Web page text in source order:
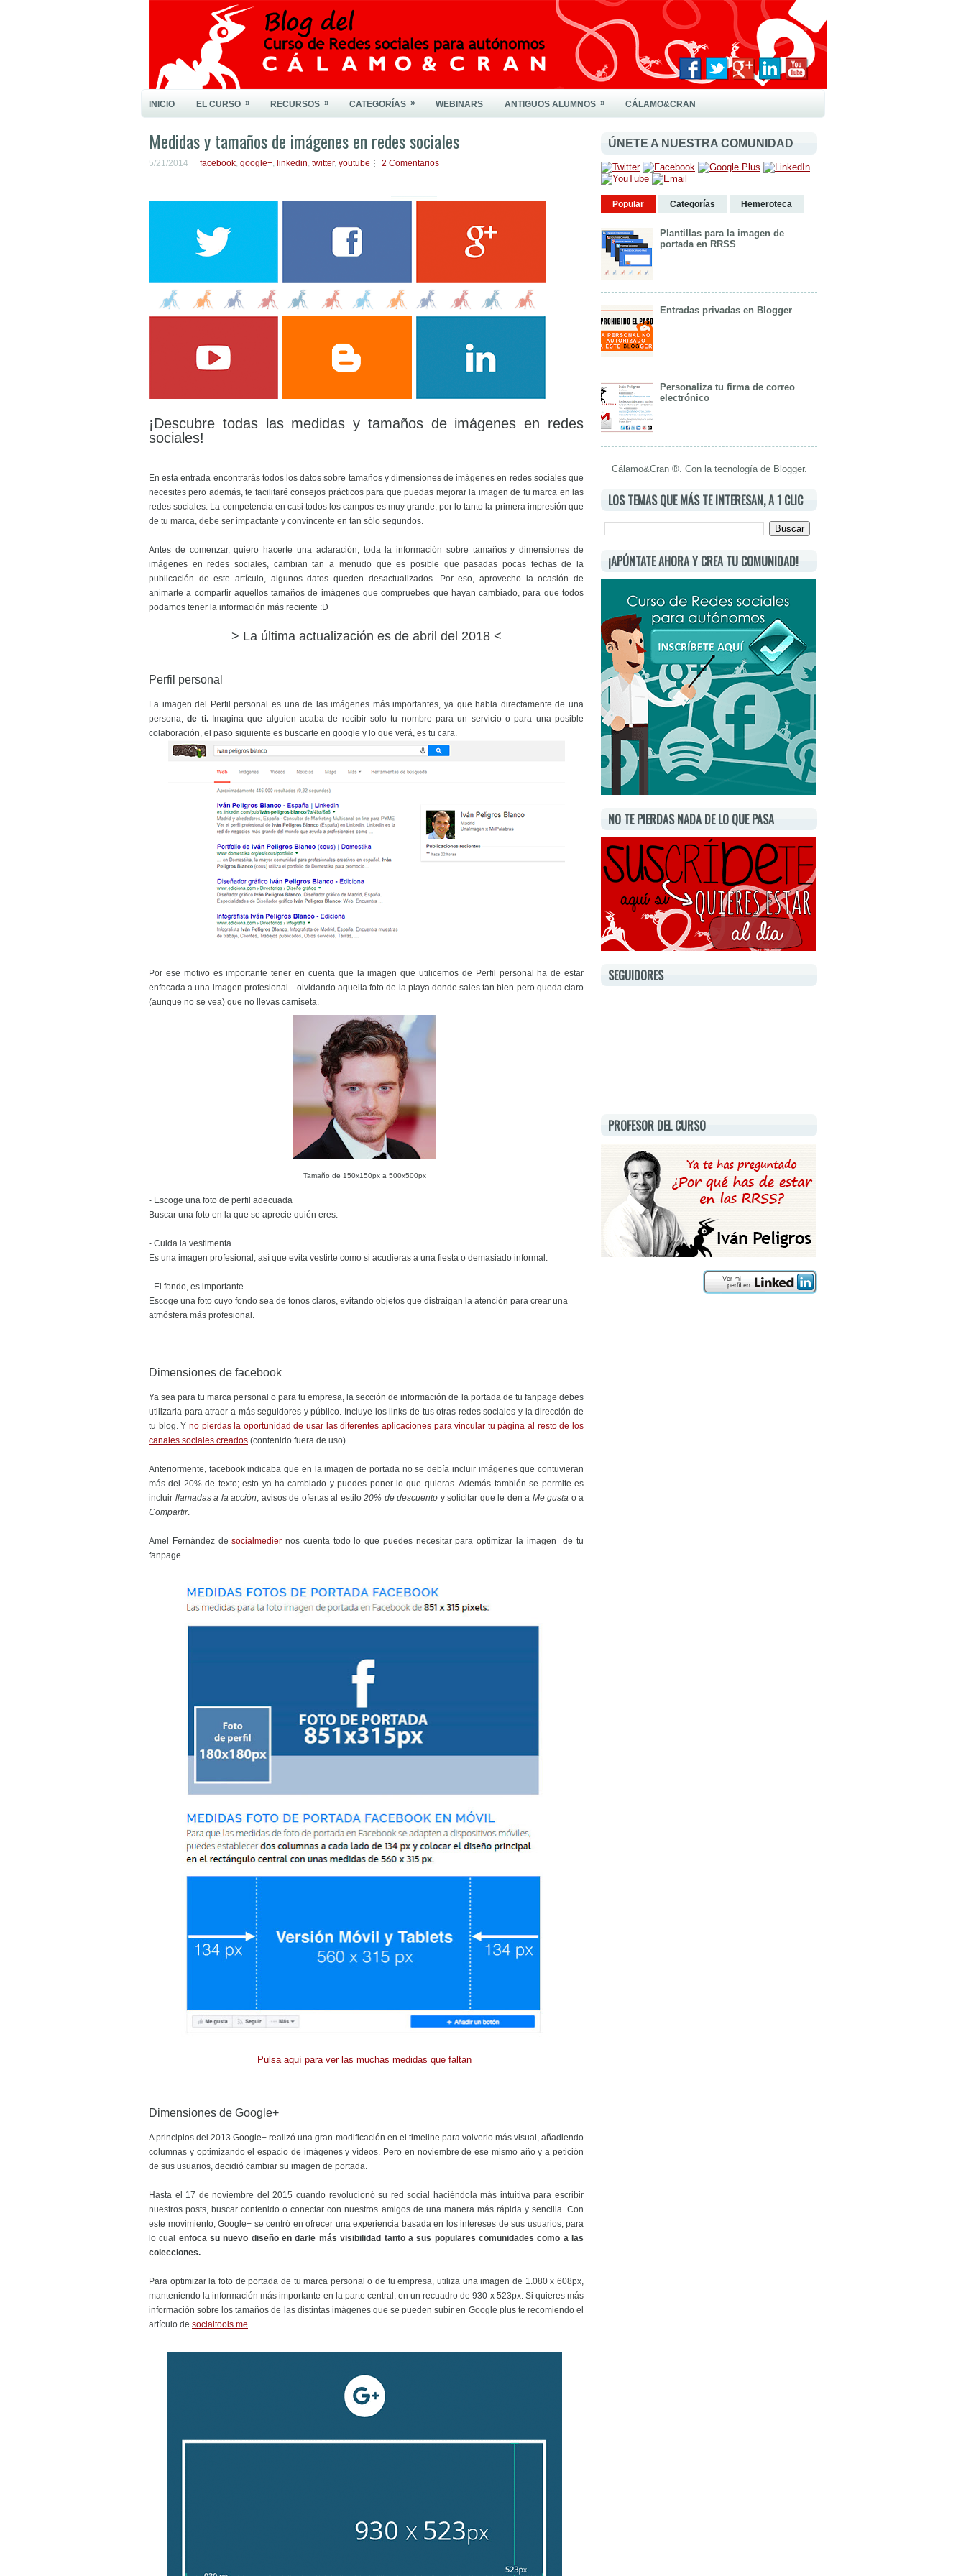
INICIO EL CURSO » RECURSOS » CATEGORÍAS » WEBINARS ANTIGUOS ALUMNOS » CÁLAMO&CRAN
Medidas y tamaños de imágenes en redes sociales
5/21/2014 facebook, google+, linkedin, twitter, youtube 2 Comentarios
¡Descubre todas las medidas y tamaños de imágenes en redes
sociales!
En esta entrada encontrarás todos los datos sobre tamaños y dimensiones de imágenes en redes sociales que
necesites pero además, te facilitaré consejos prácticos para que puedas mejorar la imagen de tu marca en las
redes sociales. La competencia en casi todos los campos es muy grande, por lo tanto la primera impresión que
de tu marca, debe ser impactante y convincente en tan sólo segundos.
Antes de comenzar, quiero hacerte una aclaración, toda la información sobre tamaños y dimensiones de
imágenes en redes sociales, cambian tan a menudo que es posible que pasadas pocas fechas de la
publicación de este artículo, algunos datos queden desactualizados. Por eso, aprovecho la ocasión de
animarte a compartir aquellos tamaños de imágenes que compruebes que hayan cambiado, para que todos
podamos tener la información más reciente :D
> La última actualización es de abril del 2018 <
Perfil personal
La imagen del Perfil personal es una de las imágenes más importantes, ya que habla directamente de una
persona, de ti.Imagina que alguien acaba de recibir solo tu nombre para un servicio o para una posible
colaboración, el paso siguiente es buscarte en google y lo que verá, es tu cara.
Por ese motivo es importante tener en cuenta que la imagen que utilicemos de Perfil personal ha de estar
enfocada a una imagen profesional... olvidando aquella foto de la playa donde sales tan bien pero queda claro
(aunque no se vea) que no llevas camiseta.
Tamaño de 150x150px a 500x500px
- Escoge una foto de perfil adecuada
Buscar una foto en la que se aprecie quién eres.
- Cuida la vestimenta
Es una imagen profesional, así que evita vestirte como si acudieras a una fiesta o demasiado informal.
- El fondo, es importante
Escoge una foto cuyo fondo sea de tonos claros, evitando objetos que distraigan la atención para crear una
atmósfera más profesional.
Dimensiones de facebook
Ya sea para tu marca personal o para tu empresa, la sección de información de la portada de tu fanpage debes
utilizarla para atraer a más seguidores y público. Incluye los links de tus otras redes sociales y la dirección de
tu blog. Y no pierdas la oportunidad de usar las diferentes aplicaciones para vincular tu página al resto de los
canales sociales creados (contenido fuera de uso)
Anteriormente, facebook indicaba que en la imagen de portada no se debía incluir imágenes que contuvieran
más del 20% de texto; esto ya ha cambiado y puedes poner lo que quieras. Además también se permite es
incluir llamadas a la acción , avisos de ofertas al estilo 20% de descuento y solicitar que le den a Me gusta o a
Compartir.
Amel Fernández desocialmedier nos cuenta todo lo que puedes necesitar para optimizar la imagen de tu
fanpage.
Pulsa aquí para ver las muchas medidas que faltan
Dimensiones de Google+
A principios del 2013 Google+ realizó una gran modificación en el timeline para volverlo más visual, añadiendo
columnas y optimizando el espacio de imágenes y vídeos. Pero en noviembre de ese mismo año y a petición
de sus usuarios, decidió cambiar su imagen de portada.
Hasta el 17 de noviembre del 2015 cuando revolucionó su red social haciéndola más intuitiva para escribir
nuestros posts, buscar contenido o conectar con nuestros amigos de una manera más rápida y sencilla. Con
este movimiento, Google+ se centró en ofrecer una experiencia basada en los intereses de sus usuarios, para
lo cual enfoca su nuevo diseño en darle más visibilidad tanto a sus populares comunidades como a las
colecciones.
Para optimizar la foto de portada de tu marca personal o de tu empresa, utiliza una imagen de 1.080 x 608px,
manteniendo la información más importante en la parte central, en un recuadro de 930 x 523px. Si quieres más
información sobre los tamaños de las distintas imágenes que se pueden subir en Google plus te recomiendo el
artículo de socialtools.me
ÚNETE A NUESTRA COMUNIDAD
Popular Categorías Hemeroteca
Plantillas para la imagen de
portada en RRSS
Entradas privadas en Blogger
Personaliza tu firma de correo
electrónico
Cálamo&Cran ®. Con la tecnología de Blogger.
LOS TEMAS QUE MÁS TE INTERESAN, A 1 CLIC
¡APÚNTATE AHORA Y CREA TU COMUNIDAD!
NO TE PIERDAS NADA DE LO QUE PASA
SEGUIDORES
PROFESOR DEL CURSO